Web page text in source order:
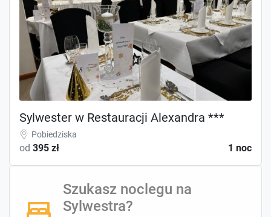
Sylwester w Restauracji Alexandra ***
Pobiedziska
od 395 zł 1 noc
Szukasz noclegu na
Sylwestra?